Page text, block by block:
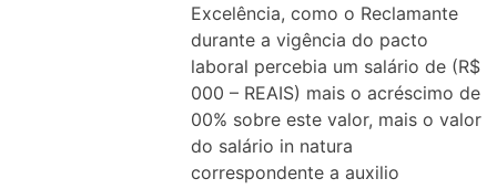
Excelência, como o Reclamante
durante a vigência do pacto
laboral percebia um salário de (R$
000 – REAIS) mais o acréscimo de
00% sobre este valor, mais o valor
do salário in natura
correspondente a auxilio